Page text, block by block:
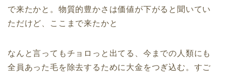
で来たかと。物質的豊かさは価値が下がると聞いてい
ただけど、ここまで来たかと
なんと言ってもチョロっと出てる、今までの人類にも
全員あった毛を除去するために大金をつぎ込む。すご